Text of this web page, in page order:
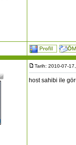
Tarih: 2010-07-
host sahibi ile